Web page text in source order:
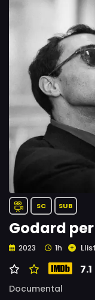
SC SUB
Godard
2023 1h
7.1
Documental